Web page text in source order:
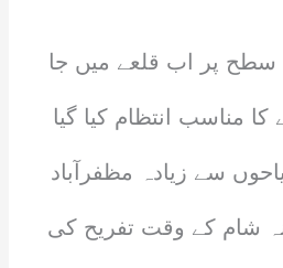
سطح پر اب قلعے میں جا
کا مناسب انتظام کیا گیا
سے زیادہ مظفرآباد
شام کے وقت تفریح کی